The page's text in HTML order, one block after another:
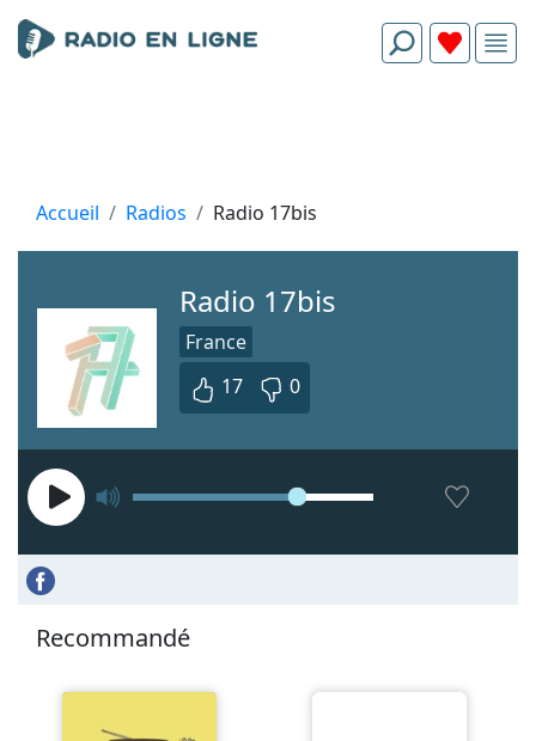
Accueil Radios Radio 17bis
Radio 17bis
France
17
0
Recommandé